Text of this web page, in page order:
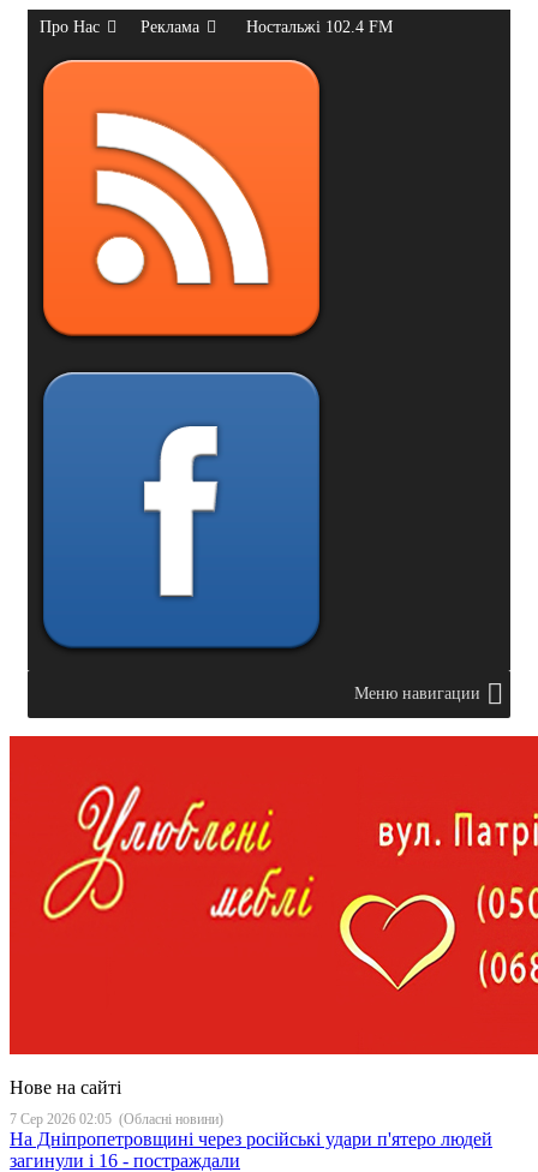
Про Нас Реклама Ностальжі 102.4 FM
Меню навигации
Нове на сайті
7 Сер 2026 02:05 (Обласні новини)
На Дніпропетровщині через російські удари п'ятеро людей
загинули і 16 - постраждали